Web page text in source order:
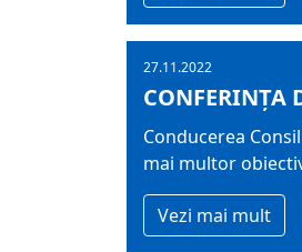
27.11.2022
CONFERINȚA
Conducerea
mai multor
Vezi mai mult